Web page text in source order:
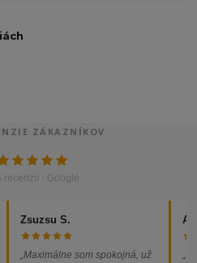
ZÁKAZNÍKOV
recenzií · Google
Zsuzsu S.
„Maximálne som spokojná, už